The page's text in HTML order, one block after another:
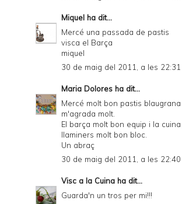
Miquel ha dit...
Mercé una passada de pastis
visca el Barça
miquel
30 de maig del 2011, a les 22:31
Maria Dolores ha dit...
Mercé molt bon pastis blaugrana
m'agrada molt.
El barça molt bon equip i la
llaminers molt bon bloc.
Un abraç
30 de maig del 2011, a les 22:40
Visc a la Cuina ha dit...
Guarda'n un tros per mi!!!